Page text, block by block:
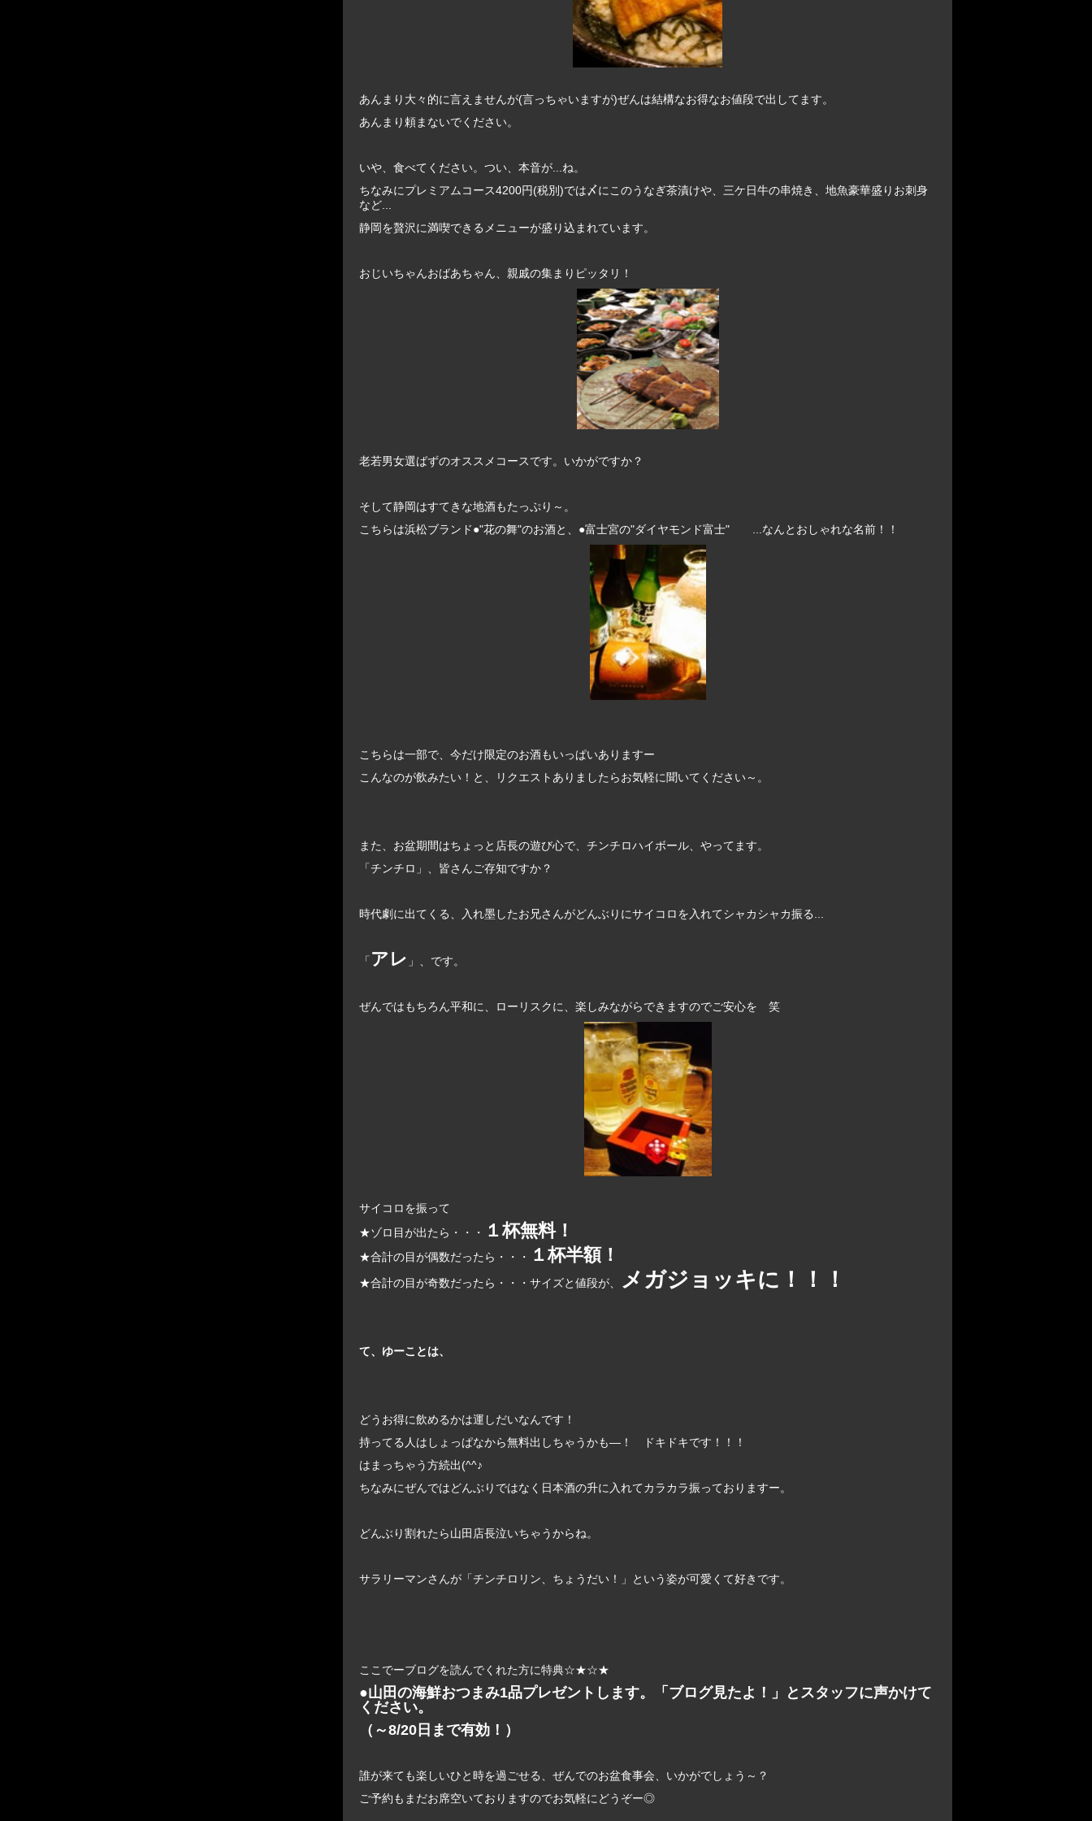
あんまり大々的に言えませんが(言っちゃいますが)ぜんは結構なお得なお値段で出してます。
あんまり頼まないでください。
いや、食べてください。つい、本音が...ね。
ちなみにプレミアムコース4200円(税別)では〆にこのうなぎ茶漬けや、三ケ日牛の串焼き、地魚豪華盛りお刺身
など...
静岡を贅沢に満喫できるメニューが盛り込まれています。
おじいちゃんおばあちゃん、親戚の集まりピッタリ！
老若男女選ばずのオススメコースです。いかがですか？
そして静岡はすてきな地酒もたっぷり～。
こちらは浜松ブランド●"花の舞"のお酒と、●富士宮の"ダイヤモンド富士" ...なんとおしゃれな名前！！
こちらは一部で、今だけ限定のお酒もいっぱいありますー
こんなのが飲みたい！と、リクエストありましたらお気軽に聞いてください～。
また、お盆期間はちょっと店長の遊び心で、チンチロハイボール、やってます。
「チンチロ」、皆さんご存知ですか？
時代劇に出てくる、入れ墨したお兄さんがどんぶりにサイコロを入れてシャカシャカ振る...
「 アレ 」、です。
ぜんではもちろん平和に、ローリスクに、楽しみながらできますのでご安心を 笑
サイコロを振って
★ゾロ目が出たら・・・
１杯無料！
★合計の目が偶数だったら・・・ １杯半額！
★合計の目が奇数だったら・・・サイズと値段が、 メガジョッキに！！！
て、ゆーことは、
どうお得に飲めるかは運しだいなんです！
持ってる人はしょっぱなから無料出しちゃうかも―！ ドキドキです！！！
はまっちゃう方続出(^^♪
ちなみにぜんではどんぶりではなく日本酒の升に入れてカラカラ振っておりますー。
どんぶり割れたら山田店長泣いちゃうからね。
サラリーマンさんが「チンチロリン、ちょうだい！」という姿が可愛くて好きです。
ここでーブログを読んでくれた方に特典☆★☆★
●山田の海鮮おつまみ1品プレゼントします。「ブログ見たよ！」とスタッフに声かけて
ください。
（～8/20日まで有効！）
誰が来ても楽しいひと時を過ごせる、ぜんでのお盆食事会、いかがでしょう～？
ご予約もまだお席空いておりますのでお気軽にどうぞー◎